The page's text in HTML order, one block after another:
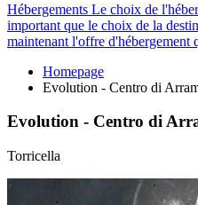
Hébergements Le choix de
important que le choix de la
maintenant l'offre
Homepage
Evolution - Centro di
Evolution - Centro di
Torricella